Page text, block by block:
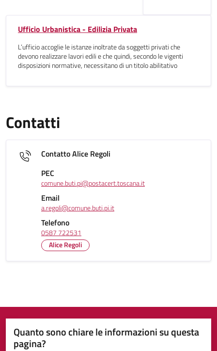
Ufficio Urbanistica - Edilizia Privata
L’ufficio accoglie le istanze inoltrate da soggetti privati che
devono realizzare lavori edili e che quindi, secondo le vigenti
disposizioni normative, necessitano di un titolo abilitativo
Contatti
Contatto Alice Regoli
PEC
comune.buti.pi@postacert.toscana.it
Email
a.regoli@comune.buti.pi.it
Telefono
0587 722531
Alice Regoli
Quanto sono chiare le informazioni su questa
pagina?